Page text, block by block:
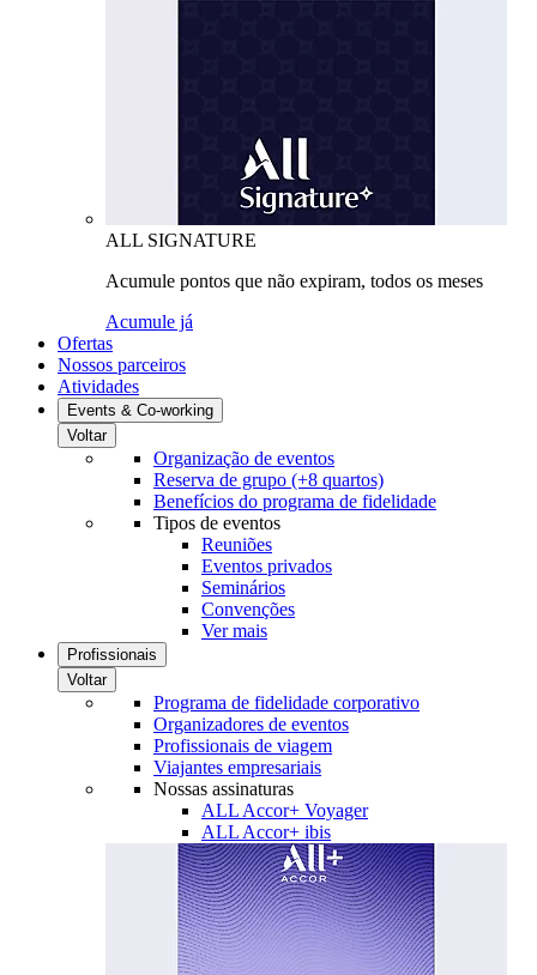
ALL SIGNATURE
Acumule pontos que não expiram, todos os meses
Acumule já
Ofertas
Nossos parceiros
Atividades
Events & Co-working
Voltar
Organização de eventos
Reserva de grupo (+8 quartos)
Benefícios do programa de fidelidade
Tipos de eventos
Reuniões
Eventos privados
Seminários
Convenções
Ver mais
Profissionais
Voltar
Programa de fidelidade corporativo
Organizadores de eventos
Profissionais de viagem
Viajantes empresariais
Nossas assinaturas
ALL Accor+ Voyager
ALL Accor+ ibis